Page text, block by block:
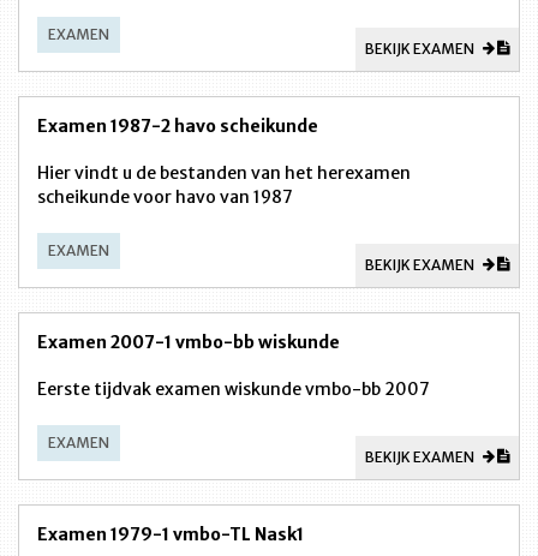
EXAMEN
BEKIJK EXAMEN
Examen 1987-2 havo scheikunde
Hier vindt u de bestanden van het herexamen
scheikunde voor havo van 1987
EXAMEN
BEKIJK EXAMEN
Examen 2007-1 vmbo-bb wiskunde
Eerste tijdvak examen wiskunde vmbo-bb 2007
EXAMEN
BEKIJK EXAMEN
Examen 1979-1 vmbo-TL Nask1